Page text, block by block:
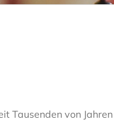
Tausenden von